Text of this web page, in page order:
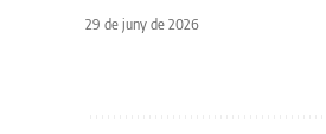
29 de juny de 2026